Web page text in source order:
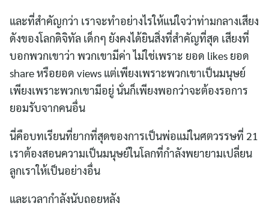
และที่สำคัญกว่า เราจะทำอย่างไรให้แน่ใจว่าท่ามกลางเสียง
ดังของโลกดิจิทัล เด็กๆ ยังคงได้ยินสิ่งที่สำคัญที่สุด เสียงที่
บอกพวกเขาว่า พวกเขามีค่า ไม่ใช่เพราะ ยอด likes ยอด
share หรือยอด views แต่เพียงเพราะพวกเขาเป็นมนุษย์
เพียงเพราะพวกเขามีอยู่ นั่นก็เพียงพอกว่าจะต้องรอการ
ยอมรับจากคนอื่น
นี่คือบทเรียนที่ยากที่สุดของการเป็นพ่อแม่ในศตวรรษที่ 21
เราต้องสอนความเป็นมนุษย์ในโลกที่กำลังพยายามเปลี่ยน
ลูกเราให้เป็นอย่างอื่น
และเวลากำลังนับถอยหลัง